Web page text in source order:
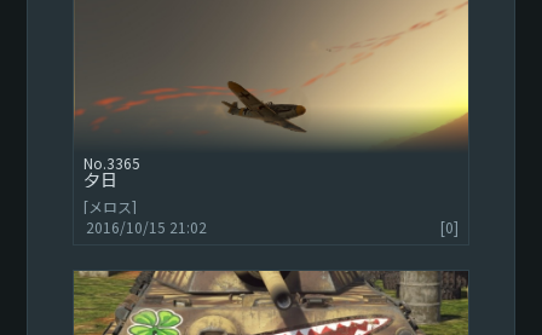
3365
夕日
[メロス]
2016/10/15 21:02
[0]